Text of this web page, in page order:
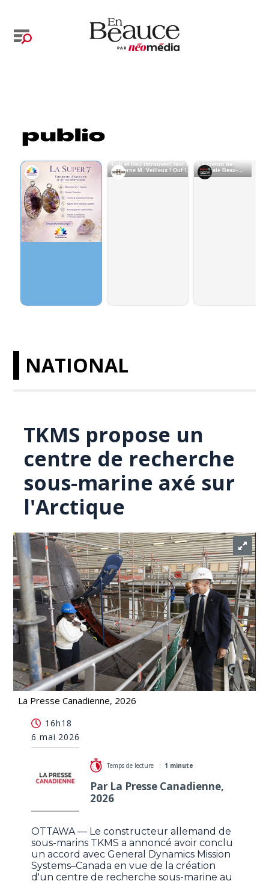
NATIONAL
TKMS propose un
centre de recherche
sous-marine axé sur
l'Arctique
La Presse Canadienne, 2026
marine axé sur l'Arctique
16h18
6 mai 2026
Temps de lecture : 1 minute
Par La Presse Canadienne,
2026
OTTAWA — Le constructeur allemand de
sous-marins TKMS a annoncé avoir conclu
un accord avec General Dynamics Mission
Systems–Canada en vue de la création
d'un centre de recherche sous-marine au